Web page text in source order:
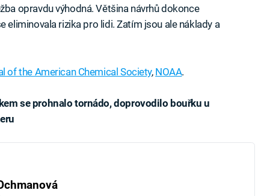
opravdu výhodná. Většina návrhů dokonce
eliminovala rizika pro lidi. Zatím jsou ale náklady a
of the American Chemical Society, NOAA.
se prohnalo tornádo, doprovodilo bouřku u